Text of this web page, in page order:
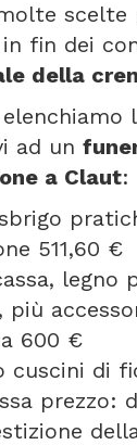
scelte
fin dei
della
ad un
a Claut:
511,60 €
legno
più
600 €
cuscini di
prezzo: